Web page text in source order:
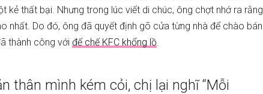
kẻ thất bại. Nhưng trong lúc viết di chúc, ông chợt nhớ ra rằng
nhất. Do đó, ông đã quyết định gõ cửa từng nhà để chào bán
thành công với đế chế KFC khổng lồ.
thân mình kém cỏi, chị lại nghĩ “Mỗi